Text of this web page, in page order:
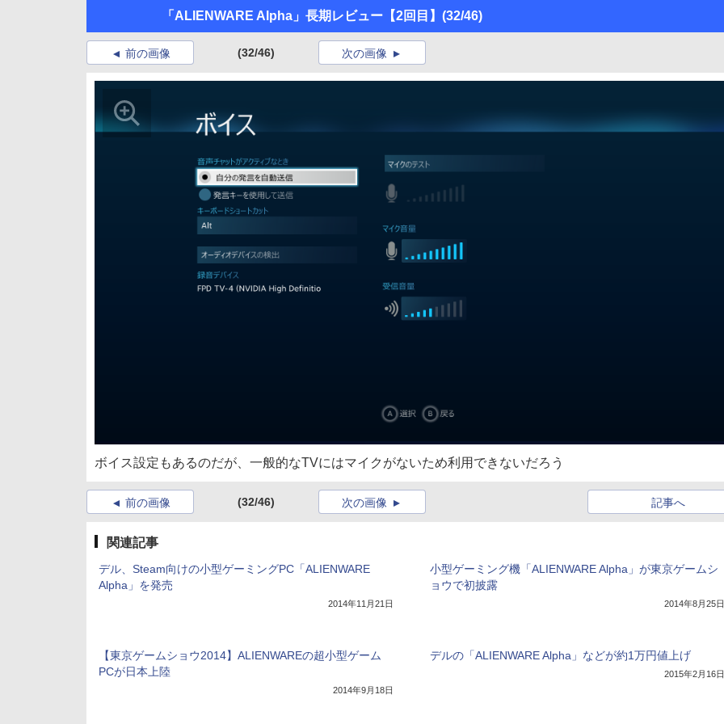
「ALIENWARE Alpha」長期レビュー【2回目】 (32/46)
前の画像 (32/46) 次の画像
ボイス設定もあるのだが、一般的なTVにはマイクがないため利用できないだろう
前の画像 (32/46) 次の画像 記事へ
関連記事
デル、Steam向けの小型ゲーミングPC「ALIENWARE
Alpha」を発売
2014年11月21日
小型ゲーミング機「ALIENWARE Alpha」が東京ゲームシ
ョウで初披露
2014年8月25日
【東京ゲームショウ2014】ALIENWAREの超小型ゲーム
PCが日本上陸
2014年9月18日
デルの「ALIENWARE Alpha」などが約1万円値上げ
2015年2月16日